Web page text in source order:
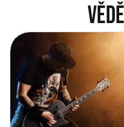
Vítejte na novém e-
City